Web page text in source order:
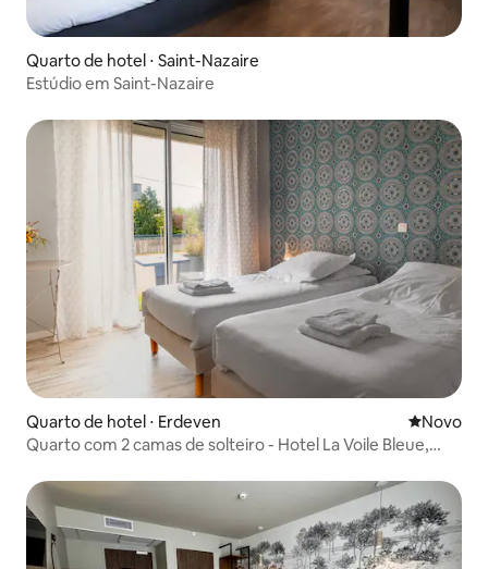
Quarto de hotel ⋅ Saint-Nazaire
Estúdio em Saint-Nazaire
Quarto de hotel ⋅ Erdeven Novo
Novo
Quarto com 2 camas de solteiro - Hotel La Voile Bleue,